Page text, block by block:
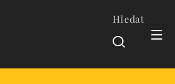
Hledat